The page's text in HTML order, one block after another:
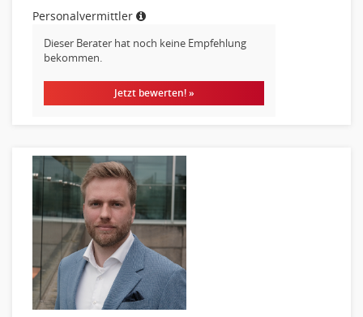
Personalvermittler
Dieser Berater hat noch keine Empfehlung
bekommen.
Jetzt bewerten! »